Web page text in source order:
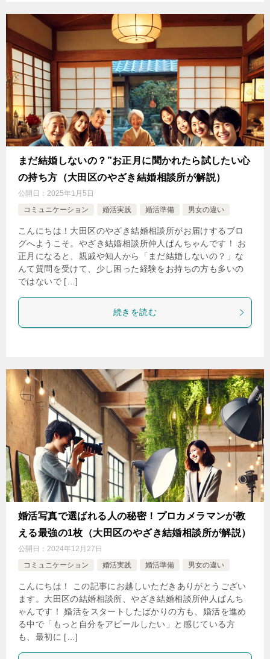
まだ結婚しないの？”お正月に聞かれたら試したい心
の持ち方（大田区のやざき結婚相談所が解説）
公開日： 2025年1月5日
コミュニケーション
婚活実践 婚活準備 男女の違い
こんにちは！大田区のやざき結婚相談所がお届けするブロ
グへようこそ。やざき結婚相談所仲人ぱんちゃんです！ お
正月になると、親戚や知人から「まだ結婚しないの？」な
んて質問を受けて、少し困った経験をお持ちの方も多いの
ではないで […]
続きを読む
婚活写真で選ばれる人の秘密！プロカメラマンが教
える最強の1枚（大田区のやざき結婚相談所が解説）
公開日： 2024年12月27日
コミュニケーション
婚活実践 婚活準備 男女の違い
こんにちは！ この記事にお越しいただきありがとうござい
ます。大田区の結婚相談所、やざき結婚相談所仲人ぱんち
ゃんです！ 婚活をスタートしたばかりの方も、婚活を進め
る中で「もっと自分をアピールしたい」と感じている方
も、最初に […]